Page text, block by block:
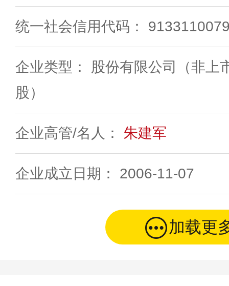
统一社会信用代码：
企业类型： 股份有限公司（非上
股）
企业高管/名人： 朱建军
企业成立日期： 2006-11-07
加载更